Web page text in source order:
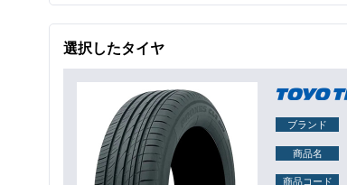
選択したタイヤ
ブランド
商品名
商品コード